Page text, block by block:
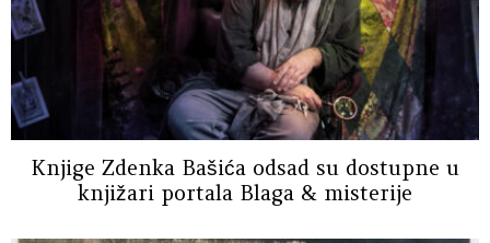
Knjige Zdenka Bašića odsad su dostupne u
knjižari portala Blaga & misterije